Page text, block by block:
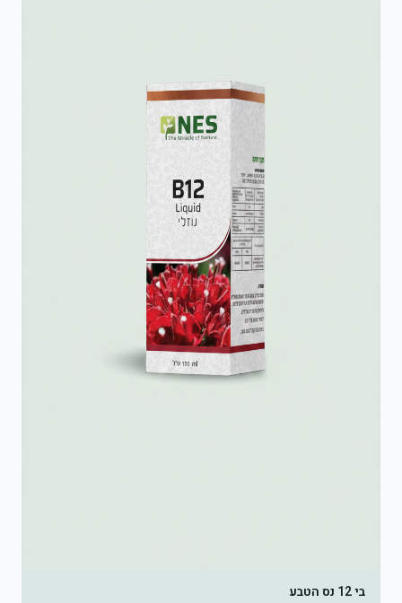
בי 12 נס הטבע